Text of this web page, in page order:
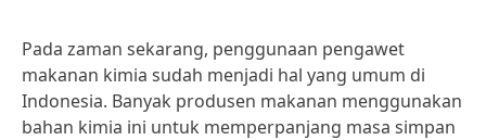
Pada zaman sekarang, penggunaan pengawet
makanan kimia sudah menjadi hal yang umum di
Indonesia. Banyak produsen makanan menggunakan
bahan kimia ini untuk memperpanjang masa simpan